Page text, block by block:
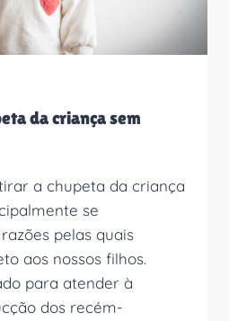
da criança sem
a chupeta da criança
se
pelas quais
aos nossos filhos.
para atender à
dos recém-